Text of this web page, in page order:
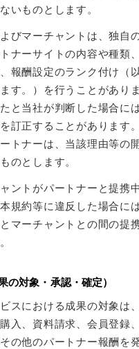
いものとします。
びマーチャントは、独自
ナーサイトの内容や種類
報酬設定のランク付け（
す。）を行うことがあり
と当社が判断した場合に
訂正することがあります
トナーは、当該理由等の
のとします。
ントがパートナーと提携
規約等に違反した場合に
マーチャントとの間の提
の対象・承認・確定）
スにおける成果の対象は
入、資料請求、会員登録
の他のパートナー報酬を